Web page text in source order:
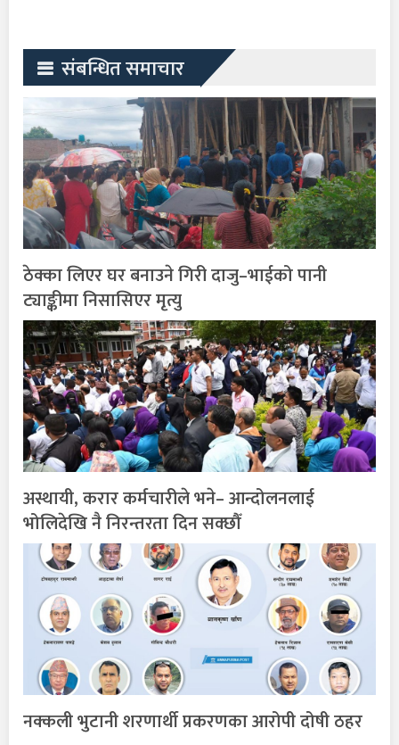
संबन्धित समाचार
ठेक्का लिएर घर बनाउने गिरी दाजु–भाईको पानी
ट्याङ्कीमा निसासिएर मृत्यु
अस्थायी, करार कर्मचारीले भने– आन्दोलनलाई
भोलिदेखि नै निरन्तरता दिन सक्छौँ
नक्कली भुटानी शरणार्थी प्रकरणका आरोपी दोषी ठहर